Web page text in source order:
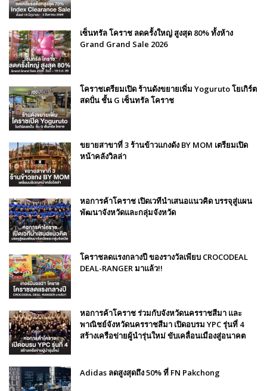
เซ็นทรัล โคราช ลดครั้งใหญ่ สูงสุด 80% ทั้งห้าง
Grand Grand Sale 2026
โคราชเตรียมเปิด ร้านดังขยายเพิ่ม Yoguruto โยเกิร์ต
สดปั่น ชั้น G เซ็นทรัล โคราช
ขยายสาขาที่ 3 ร้านข้าวแกงดัง BY MOM เตรียมเปิด
หน้าคลังวิลล่า
หอการค้าโคราช เปิดเวทีนำเสนอแนวคิด บรรจุสู่แผน
พัฒนาจังหวัดและกลุ่มจังหวัด
โคราชลดแรงกลางปี ของรางวัลเพียบ CROCODEAL
DEAL-RANGER มาแล้ว!!
หอการค้าโคราช ร่วมกับจังหวัดนครราชสีมา และ
พาณิชย์จังหวัดนครราชสีมา เปิดอบรม YPC รุ่นที่ 4
สร้างเครือข่ายผู้นำรุ่นใหม่ ขับเคลื่อนเมืองสู่อนาคต
Adidas ลดสูงสุดถึง 50% ที่ FN Pakchong